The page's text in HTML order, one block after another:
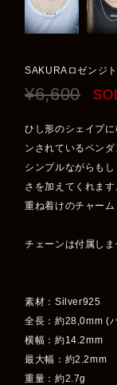
SAKURAロゼンジ
¥6,600
ひし形のシェイプ
ンされているペンダ
シンプルながらも
さを加えてくれます
重ね着けのチャーム
チェーンは付属しま
素材：Silver925
全長：約28,0mm (
横幅：約14.2mm
最大幅：約2.2mm
重量：約2.7g